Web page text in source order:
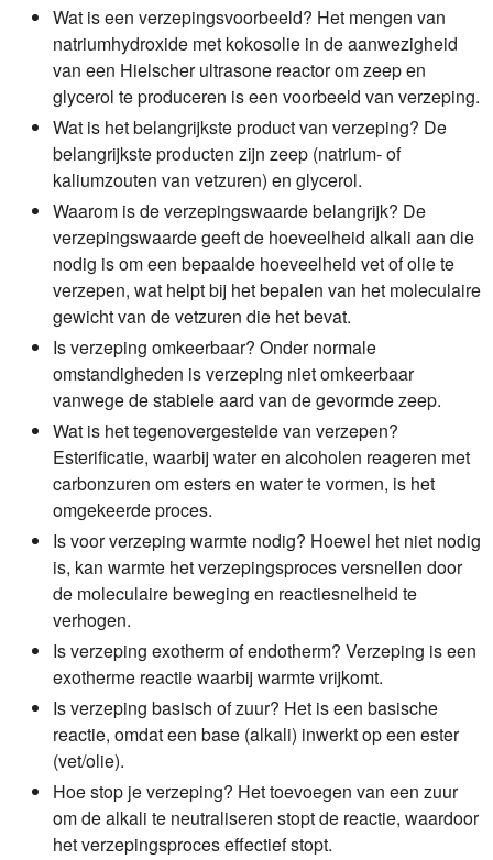
Wat is een verzepingsvoorbeeld? Het mengen van
natriumhydroxide met kokosolie in de aanwezigheid
van een Hielscher ultrasone reactor om zeep en
glycerol te produceren is een voorbeeld van verzeping.
Wat is het belangrijkste product van verzeping? De
belangrijkste producten zijn zeep (natrium- of
kaliumzouten van vetzuren) en glycerol.
Waarom is de verzepingswaarde belangrijk? De
verzepingswaarde geeft de hoeveelheid alkali aan die
nodig is om een bepaalde hoeveelheid vet of olie te
verzepen, wat helpt bij het bepalen van het moleculaire
gewicht van de vetzuren die het bevat.
Is verzeping omkeerbaar? Onder normale
omstandigheden is verzeping niet omkeerbaar
vanwege de stabiele aard van de gevormde zeep.
Wat is het tegenovergestelde van verzepen?
Esterificatie, waarbij water en alcoholen reageren met
carbonzuren om esters en water te vormen, is het
omgekeerde proces.
Is voor verzeping warmte nodig? Hoewel het niet nodig
is, kan warmte het verzepingsproces versnellen door
de moleculaire beweging en reactiesnelheid te
verhogen.
Is verzeping exotherm of endotherm? Verzeping is een
exotherme reactie waarbij warmte vrijkomt.
Is verzeping basisch of zuur? Het is een basische
reactie, omdat een base (alkali) inwerkt op een ester
(vet/olie).
Hoe stop je verzeping? Het toevoegen van een zuur
om de alkali te neutraliseren stopt de reactie, waardoor
het verzepingsproces effectief stopt.